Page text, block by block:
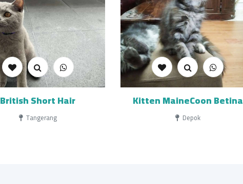
British Short Hair
Tangerang
Kitten MaineCoon Betina
Depok